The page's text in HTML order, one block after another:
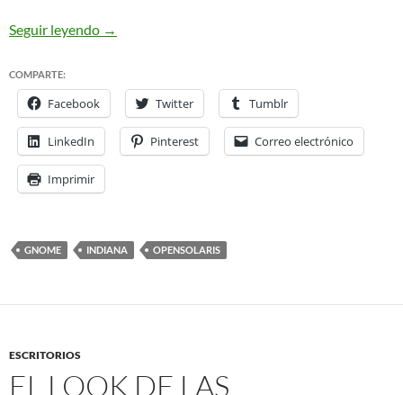
Seguir leyendo OpenSolaris 2008.05: pretty but…
→
COMPARTE:
Facebook Twitter Tumblr
LinkedIn Pinterest Correo electrónico
Imprimir
GNOME INDIANA OPENSOLARIS
ESCRITORIOS
EL LOOK DE LAS